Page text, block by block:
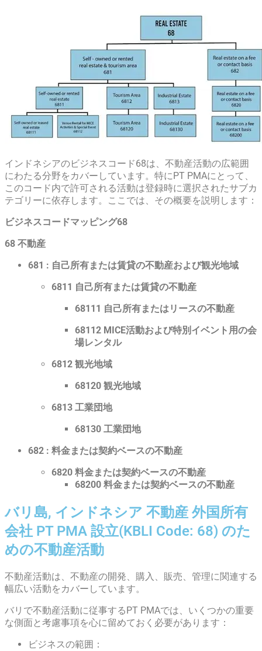
インドネシアのビジネスコード68は、不動産活動の広範囲
にわたる分野をカバーしています。特にPT PMAにとって、
このコード内で許可される活動は登録時に選択されたサブカ
テゴリーに依存します。ここでは、その概要を説明します：
ビジネスコードマッピング68
68 不動産
681 : 自己所有または賃貸の不動産および観光地域
6811 自己所有または賃貸の不動産
68111 自己所有またはリースの不動産
68112 MICE活動および特別イベント用の会
場レンタル
6812 観光地域
68120 観光地域
6813 工業団地
68130 工業団地
682 : 料金または契約ベースの不動産
6820 料金または契約ベースの不動産
68200 料金または契約ベースの不動産
バリ島, インドネシア 不動産 外国所有
会社 PT PMA 設立(KBLI Code: 68) のた
めの不動産活動
不動産活動は、不動産の開発、購入、販売、管理に関連する
幅広い活動をカバーしています。
バリで不動産活動に従事するPT PMAでは、いくつかの重要
な側面と考慮事項を心に留めておく必要があります：
ビジネスの範囲：